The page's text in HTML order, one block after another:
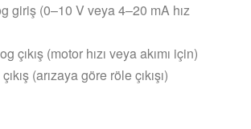
giriş (0–10 V veya 4–20 mA hız
çıkış (motor hızı veya akımı için)
(arızaya göre röle çıkışı)